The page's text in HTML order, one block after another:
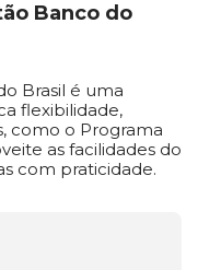
Banco do
Brasil é uma
flexibilidade,
como o Programa
as facilidades do
com praticidade.